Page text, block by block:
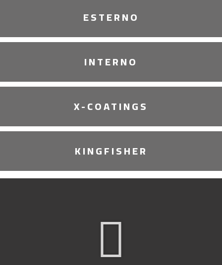
ESTERNO
INTERNO
X-COATINGS
KINGFISHER